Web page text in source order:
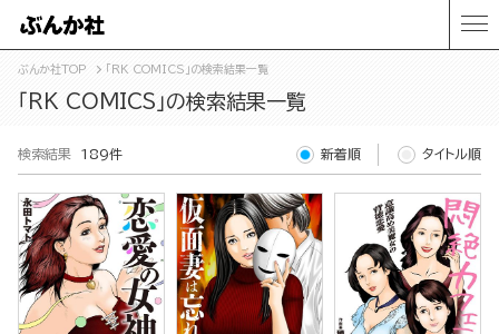
ぶんか社TOP 「RK COMICS」の検索結果一覧
「RK COMICS」の検索結果一覧
検索結果 189件 新着順 タイトル順